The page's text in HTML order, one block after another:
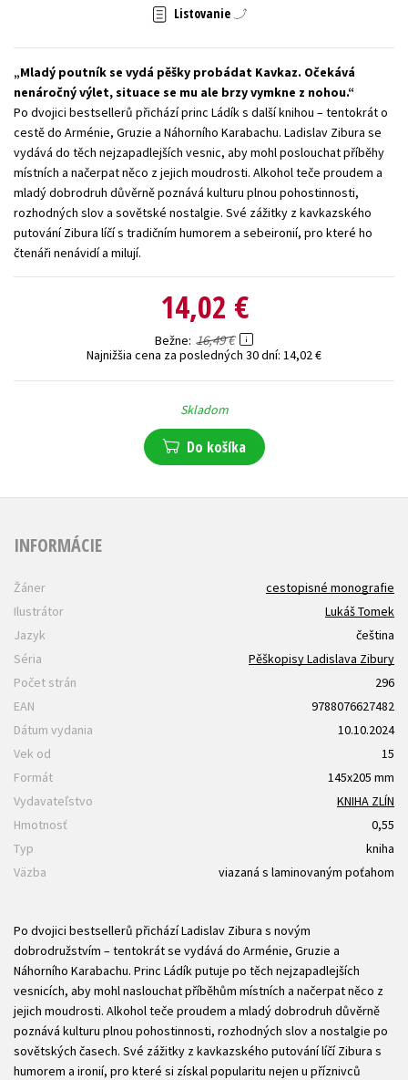
Zdravie a životný štýl
Všetky tituly
Listovanie
Mladý poutník se vydá pěšky probádat Kavkaz. Očekává
nenáročný výlet, situace se mu ale brzy vymkne z nohou.
Po dvojici bestsellerů přichází princ Ládík s další knihou – tentokrát o
cestě do Arménie, Gruzie a Náhorního Karabachu. Ladislav Zibura se
vydává do těch nejzapadlejších vesnic, aby mohl poslouchat příběhy
místních a načerpat něco z jejich moudrosti. Alkohol teče proudem a
mladý dobrodruh důvěrně poznává kulturu plnou pohostinnosti,
rozhodných slov a sovětské nostalgie. Své zážitky z kavkazského
putování Zibura líčí s tradičním humorem a sebeironií, pro které ho
čtenáři nenávidí a milují.
14,02 €
Bežne 16,49 €
Najnižšia cena za posledných 30 dní: 14,02 €
Skladom
Do košíka
INFORMÁCIE
Žáner
cestopisné monografie
Ilustrátor
Lukáš Tomek
Jazyk
čeština
Séria
Pěškopisy Ladislava Zibury
Počet strán
296
EAN
9788076627482
Dátum vydania
10.10.2024
Vek od
15
Formát
145x205 mm
Vydavateľstvo
KNIHA ZLÍN
Hmotnosť
0,55
Typ
kniha
Väzba
viazaná s laminovaným poťahom
Po dvojici bestsellerů přichází Ladislav Zibura s novým
dobrodružstvím – tentokrát se vydává do Arménie, Gruzie a
Náhorního Karabachu. Princ Ládík putuje po těch nejzapadlejších
vesnicích, aby mohl naslouchat příběhům místních a načerpat něco z
jejich moudrosti. Alkohol teče proudem a mladý dobrodruh důvěrně
poznává kulturu plnou pohostinnosti, rozhodných slov a nostalgie po
sovětských časech. Své zážitky z kavkazského putování líčí Zibura s
humorem a ironií, pro které si získal popularitu nejen u příznivců